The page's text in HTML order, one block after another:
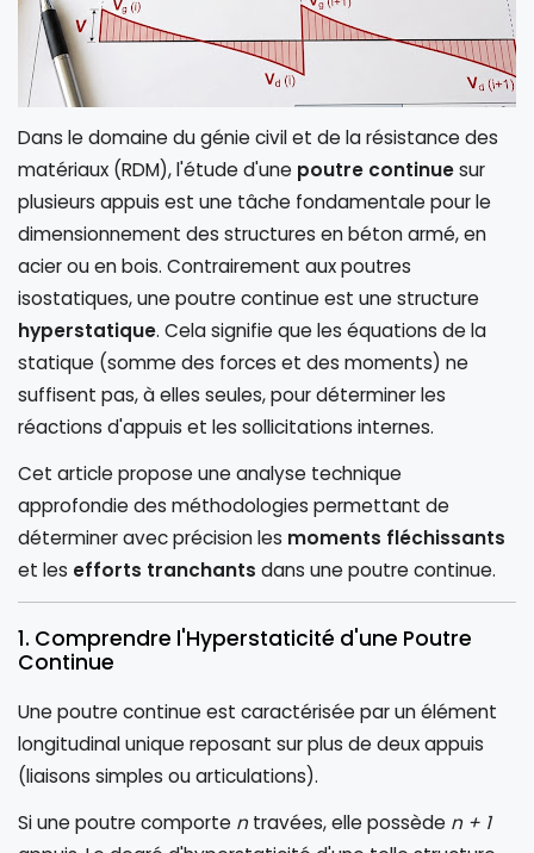
Dans le domaine du génie civil et de la résistance des
matériaux (RDM), l'étude d'une poutre continuesur
plusieurs appuis est une tâche fondamentale pour le
dimensionnement des structures en béton armé, en
acier ou en bois. Contrairement aux poutres
isostatiques, une poutre continue est une structure
hyperstatique. Cela signifie que les équations de la
statique (somme des forces et des moments) ne
suffisent pas, à elles seules, pour déterminer les
réactions d'appuis et les sollicitations internes.
Cet article propose une analyse technique
approfondie des méthodologies permettant de
déterminer avec précision les moments fléchissants
et les efforts tranchants dans une poutre continue.
1. Comprendre l'Hyperstaticité d'une Poutre
Continue
Une poutre continue est caractérisée par un élément
longitudinal unique reposant sur plus de deux appuis
(liaisons simples ou articulations).
Si une poutre comporte n travées, elle possède n + 1